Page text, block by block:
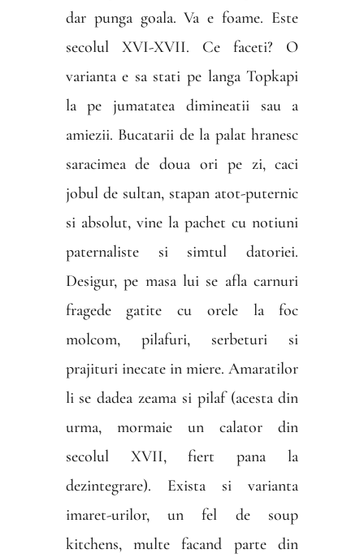
dar punga goala. Va e foame. Este
secolul XVI-XVII. Ce faceti? O
varianta e sa stati pe langa Topkapi
la pe jumatatea dimineatii sau a
amiezii. Bucatarii de la palat hranesc
saracimea de doua ori pe zi, caci
jobul de sultan, stapan atot-puternic
si absolut, vine la pachet cu notiuni
paternaliste si simtul datoriei.
Desigur, pe masa lui se afla carnuri
fragede gatite cu orele la foc
molcom, pilafuri, serbeturi si
prajituri inecate in miere. Amaratilor
li se dadea zeama si pilaf (acesta din
urma, mormaie un calator din
secolul XVII, fiert pana la
dezintegrare). Exista si varianta
imaret-urilor, un fel de soup
kitchens, multe facand parte din